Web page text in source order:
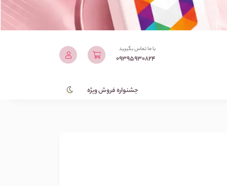
با ما تماس بگیرید
09395930824
جشنواره فروش ویژه